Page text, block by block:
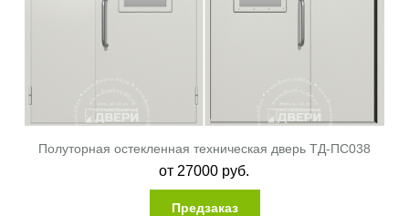
Полуторная остекленная техническая дверь ТД-ПС038
от 27000 руб.
Предзаказ